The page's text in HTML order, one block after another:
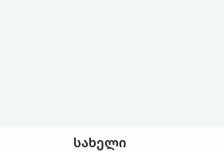
სახელი